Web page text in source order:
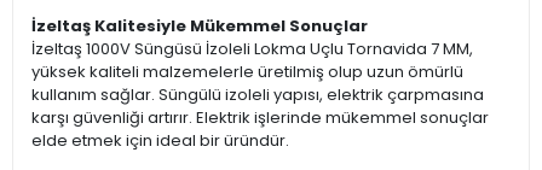
İzeltaş Kalitesiyle Mükemmel Sonuçlar
İzeltaş 1000V Süngüsü İzoleli Lokma Uçlu Tornavida 7 MM,
yüksek kaliteli malzemelerle üretilmiş olup uzun ömürlü
kullanım sağlar. Süngülü izoleli yapısı, elektrik çarpmasına
karşı güvenliği artırır. Elektrik işlerinde mükemmel sonuçlar
elde etmek için ideal bir üründür.